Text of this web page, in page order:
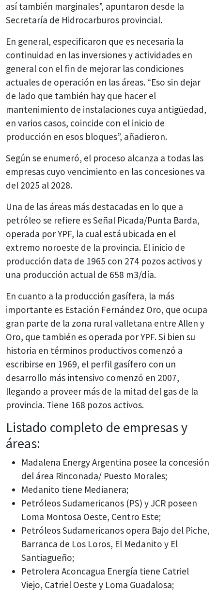
así también marginales”, apuntaron desde la
Secretaría de Hidrocarburos provincial.
En general, especificaron que es necesaria la
continuidad en las inversiones y actividades en
general con el fin de mejorar las condiciones
actuales de operación en las áreas. “Eso sin dejar
de lado que también hay que hacer el
mantenimiento de instalaciones cuya antigüedad,
en varios casos, coincide con el inicio de
producción en esos bloques”, añadieron.
Según se enumeró, el proceso alcanza a todas las
empresas cuyo vencimiento en las concesiones va
del 2025 al 2028.
Una de las áreas más destacadas en lo que a
petróleo se refiere es Señal Picada/Punta Barda,
operada por YPF, la cual está ubicada en el
extremo noroeste de la provincia. El inicio de
producción data de 1965 con 274 pozos activos y
una producción actual de 658 m3/día.
En cuanto a la producción gasífera, la más
importante es Estación Fernández Oro, que ocupa
gran parte de la zona rural valletana entre Allen y
Oro, que también es operada por YPF. Si bien su
historia en términos productivos comenzó a
escribirse en 1969, el perfil gasífero con un
desarrollo más intensivo comenzó en 2007,
llegando a proveer más de la mitad del gas de la
provincia. Tiene 168 pozos activos.
Listado completo de empresas y
áreas:
Madalena Energy Argentina posee la concesión
del área Rinconada/ Puesto Morales;
Medanito tiene Medianera;
Petróleos Sudamericanos (PS) y JCR poseen
Loma Montosa Oeste, Centro Este;
Petróleos Sudamericanos opera Bajo del Piche,
Barranca de Los Loros, El Medanito y El
Santiagueño;
Petrolera Aconcagua Energía tiene Catriel
Viejo, Catriel Oeste y Loma Guadalosa;